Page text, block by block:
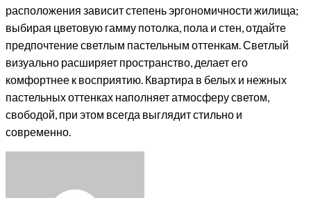
расположения зависит степень эргономичности жилища;
выбирая цветовую гамму потолка, пола и стен, отдайте
предпочтение светлым пастельным оттенкам. Светлый
визуально расширяет пространство, делает его
комфортнее к восприятию. Квартира в белых и нежных
пастельных оттенках наполняет атмосферу светом,
свободой, при этом всегда выглядит стильно и
современно.